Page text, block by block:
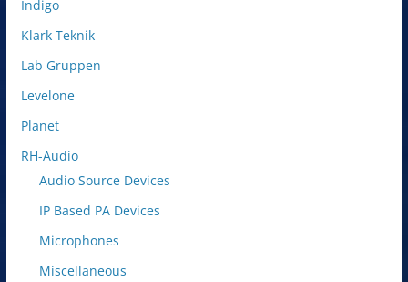
Indigo
Klark Teknik
Lab Gruppen
Levelone
Planet
RH-Audio
Audio Source Devices
IP Based PA Devices
Microphones
Miscellaneous